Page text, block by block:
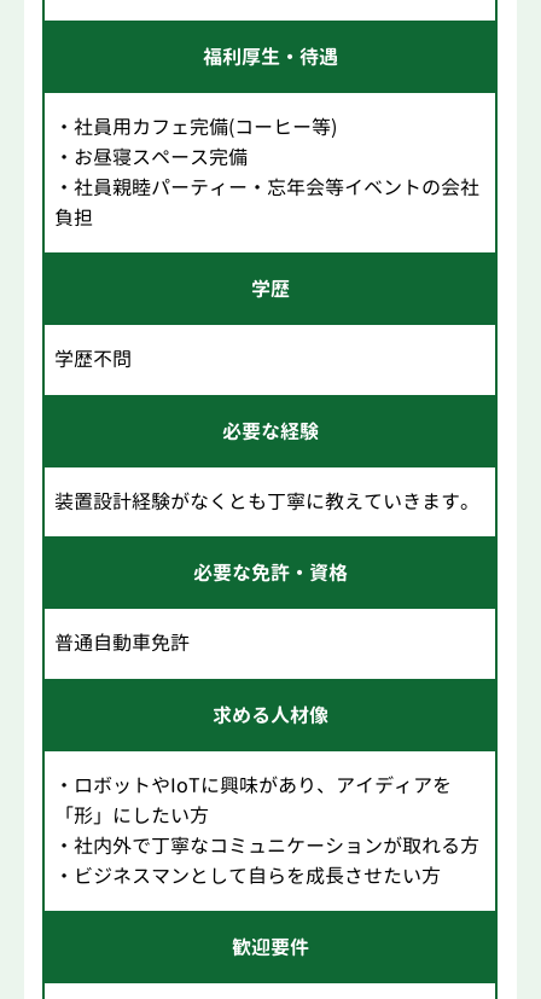
福利厚生・待遇
・社員用カフェ完備(コーヒー等)
・お昼寝スペース完備
・社員親睦パーティー・忘年会等イベントの会社
負担
学歴
学歴不問
必要な経験
装置設計経験がなくとも丁寧に教えていきます。
必要な免許・資格
普通自動車免許
求める人材像
・ロボットやIoTに興味があり、アイディアを
「形」にしたい方
・社内外で丁寧なコミュニケーションが取れる方
・ビジネスマンとして自らを成長させたい方
歓迎要件